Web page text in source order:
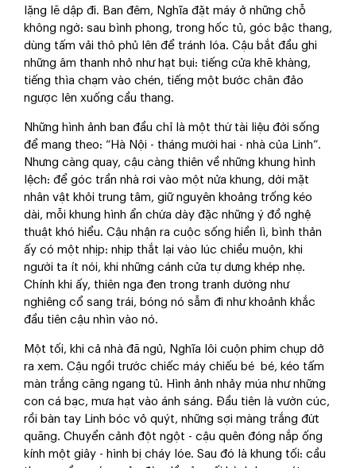
lặng lẽ dập đi. Ban đêm, Nghĩa đặt máy ở những chỗ
không ngờ: sau bình phong, trong hốc tủ, góc bậc thang,
dùng tấm vải thô phủ lên để tránh lóa. Cậu bắt đầu ghi
những âm thanh nhỏ như hạt bụi: tiếng cửa khẽ khàng,
tiếng thìa chạm vào chén, tiếng một bước chân đảo
ngược lên xuống cầu thang.
Những hình ảnh ban đầu chỉ là một thứ tài liệu đời sống
để mang theo: “Hà Nội - tháng mười hai - nhà của Linh”.
Nhưng càng quay, cậu càng thiên về những khung hình
lệch: để góc trần nhà rơi vào một nửa khung, dời mặt
nhân vật khỏi trung tâm, giữ nguyên khoảng trống kéo
dài, mỗi khung hình ẩn chứa dày đặc những ý đồ nghệ
thuật khó hiểu. Cậu nhận ra cuộc sống hiền lì, bình thản
ấy có một nhịp: nhịp thắt lại vào lúc chiều muộn, khi
người ta ít nói, khi những cánh cửa tự dưng khép nhẹ.
Chính khi ấy, thiên nga đen trong tranh dường như
nghiêng cổ sang trái, bóng nó sẫm đi như khoảnh khắc
đầu tiên cậu nhìn vào nó.
Một tối, khi cả nhà đã ngủ, Nghĩa lôi cuộn phim chụp dở
ra xem. Cậu ngồi trước chiếc máy chiếu bé bé, kéo tấm
màn trắng căng ngang tủ. Hình ảnh nhảy múa như những
con cá bạc, mưa hạt vào ánh sáng. Đầu tiên là vườn cúc,
rồi bàn tay Linh bóc vỏ quýt, những sợi màng trắng đứt
quãng. Chuyển cảnh đột ngột - cậu quên đóng nắp ống
kính một giây - hình bị cháy lóe. Sau đó là khung tối: cầu